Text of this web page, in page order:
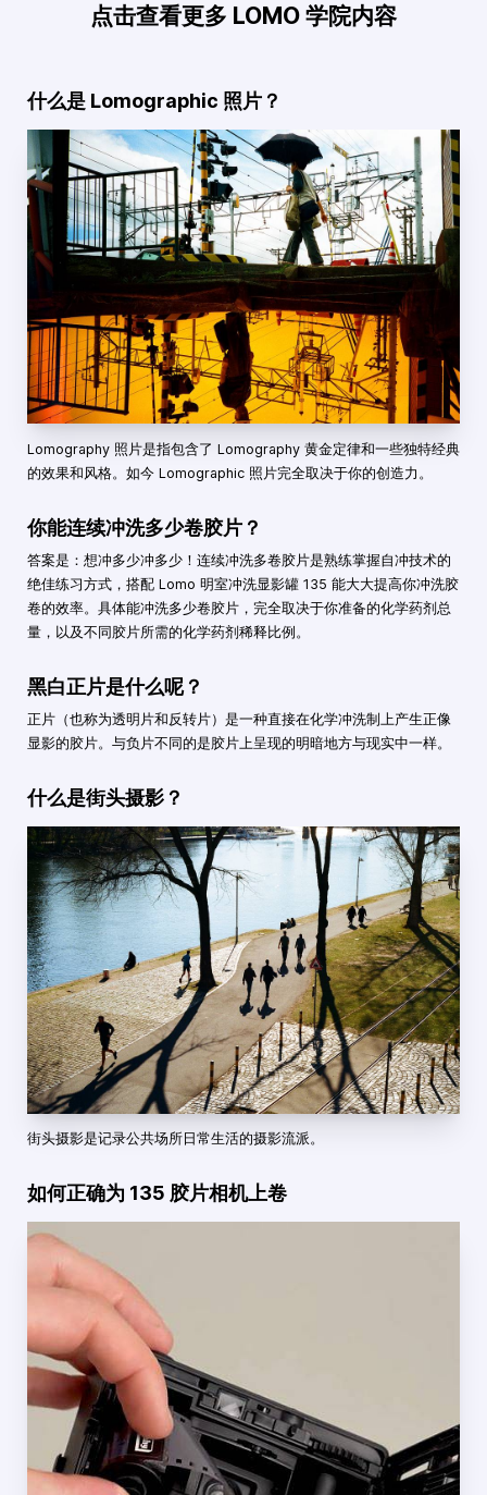
点击查看更多 LOMO 学院内容
什么是 Lomographic 照片？
Lomography 照片是指包含了 Lomography 黄金定律和一些独特经典
的效果和风格。如今 Lomographic 照片完全取决于你的创造力。
你能连续冲洗多少卷胶片？
答案是：想冲多少冲多少！连续冲洗多卷胶片是熟练掌握自冲技术的
绝佳练习方式，搭配 Lomo 明室冲洗显影罐 135 能大大提高你冲洗胶
卷的效率。具体能冲洗多少卷胶片，完全取决于你准备的化学药剂总
量，以及不同胶片所需的化学药剂稀释比例。
黑白正片是什么呢？
正片（也称为透明片和反转片）是一种直接在化学冲洗制上产生正像
显影的胶片。与负片不同的是胶片上呈现的明暗地方与现实中一样。
什么是街头摄影？
街头摄影是记录公共场所日常生活的摄影流派。
如何正确为 135 胶片相机上卷